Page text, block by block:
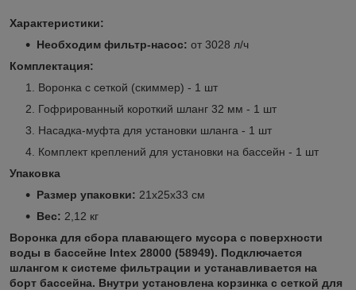
Характеристики:
Необходим фильтр-насос: от 3028 л/ч
Комплектация:
Воронка с сеткой (скиммер) - 1 шт
Гофрированный короткий шланг 32 мм - 1 шт
Насадка-муфта для установки шланга - 1 шт
Комплект креплений для установки на бассейн - 1 шт
Упаковка
Размер упаковки: 21х25х33 см
Вес: 2,12 кг
Воронка для сбора плавающего мусора с поверхности
воды в бассейне Intex 28000 (58949). Подключается
шлангом к системе фильтрации и устанавливается на
борт бассейна. Внутри установлена корзинка с сеткой для